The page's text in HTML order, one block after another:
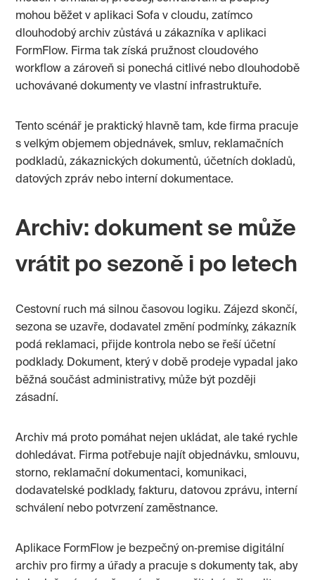
mohou běžet v aplikaci Sofa v cloudu, zatímco
dlouhodobý archiv zůstává u zákazníka v aplikaci
FormFlow. Firma tak získá pružnost cloudového
workflow a zároveň si ponechá citlivé nebo dlouhodobě
uchovávané dokumenty ve vlastní infrastruktuře.
Tento scénář je praktický hlavně tam, kde firma pracuje
s velkým objemem objednávek, smluv, reklamačních
podkladů, zákaznických dokumentů, účetních dokladů,
datových zpráv nebo interní dokumentace.
Archiv: dokument se může
vrátit po sezoně i po letech
Cestovní ruch má silnou časovou logiku. Zájezd skončí,
sezona se uzavře, dodavatel změní podmínky, zákazník
podá reklamaci, přijde kontrola nebo se řeší účetní
podklady. Dokument, který v době prodeje vypadal jako
běžná součást administrativy, může být později
zásadní.
Archiv má proto pomáhat nejen ukládat, ale také rychle
dohledávat. Firma potřebuje najít objednávku, smlouvu,
storno, reklamační dokumentaci, komunikaci,
dodavatelské podklady, fakturu, datovou zprávu, interní
schválení nebo potvrzení zaměstnance.
Aplikace FormFlow je bezpečný on‑premise digitální
archiv pro firmy a úřady a pracuje s dokumenty tak, aby